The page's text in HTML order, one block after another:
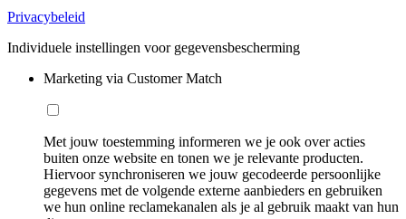
Privacybeleid
Individuele instellingen voor gegevensbescherming
Marketing via Customer Match
Met jouw toestemming informeren we je ook over acties
buiten onze website en tonen we je relevante producten.
Hiervoor synchroniseren we jouw gecodeerde persoonlijke
gegevens met de volgende externe aanbieders en gebruiken
we hun online reclamekanalen als je al gebruik maakt van hun